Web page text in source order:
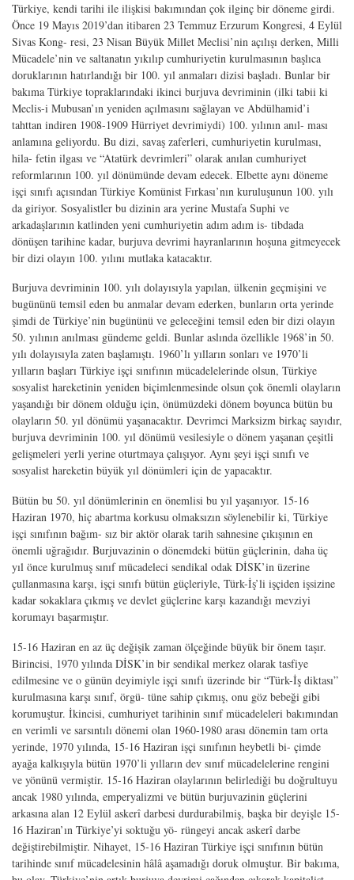
Türkiye, kendi tarihi ile ilişkisi bakımından çok ilginç bir döneme girdi.
Önce 19 Mayıs 2019’dan itibaren 23 Temmuz Erzurum Kongresi, 4 Eylül
Sivas Kong- resi, 23 Nisan Büyük Millet Meclisi’nin açılışı derken, Milli
Mücadele’nin ve saltanatın yıkılıp cumhuriyetin kurulmasının başlıca
doruklarının hatırlandığı bir 100. yıl anmaları dizisi başladı. Bunlar bir
bakıma Türkiye topraklarındaki ikinci burjuva devriminin (ilki tabii ki
Meclis-i Mubusan’ın yeniden açılmasını sağlayan ve Abdülhamid’i
tahttan indiren 1908-1909 Hürriyet devrimiydi) 100. yılının anıl- ması
anlamına geliyordu. Bu dizi, savaş zaferleri, cumhuriyetin kurulması,
hila- fetin ilgası ve “Atatürk devrimleri” olarak anılan cumhuriyet
reformlarının 100. yıl dönümünde devam edecek. Elbette aynı döneme
işçi sınıfı açısından Türkiye Komünist Fırkası’nın kuruluşunun 100. yılı
da giriyor. Sosyalistler bu dizinin ara yerine Mustafa Suphi ve
arkadaşlarının katlinden yeni cumhuriyetin adım adım is- tibdada
dönüşen tarihine kadar, burjuva devrimi hayranlarının hoşuna gitmeyecek
bir dizi olayın 100. yılını mutlaka katacaktır.
Burjuva devriminin 100. yılı dolayısıyla yapılan, ülkenin geçmişini ve
bugününü temsil eden bu anmalar devam ederken, bunların orta yerinde
şimdi de Türkiye’nin bugününü ve geleceğini temsil eden bir dizi olayın
50. yılının anılması gündeme geldi. Bunlar aslında özellikle 1968’in 50.
yılı dolayısıyla zaten başlamıştı. 1960’lı yılların sonları ve 1970’li
yılların başları Türkiye işçi sınıfının mücadelelerinde olsun, Türkiye
sosyalist hareketinin yeniden biçimlenmesinde olsun çok önemli olayların
yaşandığı bir dönem olduğu için, önümüzdeki dönem boyunca bütün bu
olayların 50. yıl dönümü yaşanacaktır. Devrimci Marksizm birkaç sayıdır,
burjuva devriminin 100. yıl dönümü vesilesiyle o dönem yaşanan çeşitli
gelişmeleri yerli yerine oturtmaya çalışıyor. Aynı şeyi işçi sınıfı ve
sosyalist hareketin büyük yıl dönümleri için de yapacaktır.
Bütün bu 50. yıl dönümlerinin en önemlisi bu yıl yaşanıyor. 15-16
Haziran 1970, hiç abartma korkusu olmaksızın söylenebilir ki, Türkiye
işçi sınıfının bağım- sız bir aktör olarak tarih sahnesine çıkışının en
önemli uğrağıdır. Burjuvazinin o dönemdeki bütün güçlerinin, daha üç
yıl önce kurulmuş sınıf mücadeleci sendikal odak DİSK’in üzerine
çullanmasına karşı, işçi sınıfı bütün güçleriyle, Türk-İş’li işçiden işsizine
kadar sokaklara çıkmış ve devlet güçlerine karşı kazandığı mevziyi
korumayı başarmıştır.
15-16 Haziran en az üç değişik zaman ölçeğinde büyük bir önem taşır.
Birincisi, 1970 yılında DİSK’in bir sendikal merkez olarak tasfiye
edilmesine ve o günün deyimiyle işçi sınıfı üzerinde bir “Türk-İş diktası”
kurulmasına karşı sınıf, örgü- tüne sahip çıkmış, onu göz bebeği gibi
korumuştur. İkincisi, cumhuriyet tarihinin sınıf mücadeleleri bakımından
en verimli ve sarsıntılı dönemi olan 1960-1980 arası dönemin tam orta
yerinde, 1970 yılında, 15-16 Haziran işçi sınıfının heybetli bi- çimde
ayağa kalkışıyla bütün 1970’li yılların dev sınıf mücadelelerine rengini
ve yönünü vermiştir. 15-16 Haziran olaylarının belirlediği bu doğrultuyu
ancak 1980 yılında, emperyalizmi ve bütün burjuvazinin güçlerini
arkasına alan 12 Eylül askerî darbesi durdurabilmiş, başka bir deyişle 15-
16 Haziran’ın Türkiye’yi soktuğu yö- rüngeyi ancak askerî darbe
değiştirebilmiştir. Nihayet, 15-16 Haziran Türkiye işçi sınıfının bütün
tarihinde sınıf mücadelesinin hâlâ aşamadığı doruk olmuştur. Bir bakıma,